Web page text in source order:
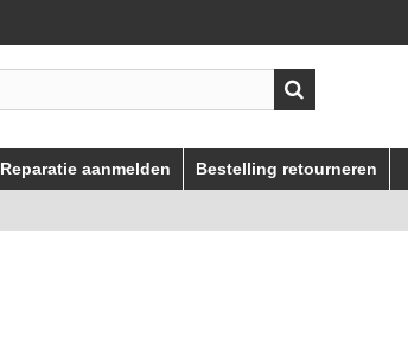
Reparatie aanmelden Bestelling retourneren